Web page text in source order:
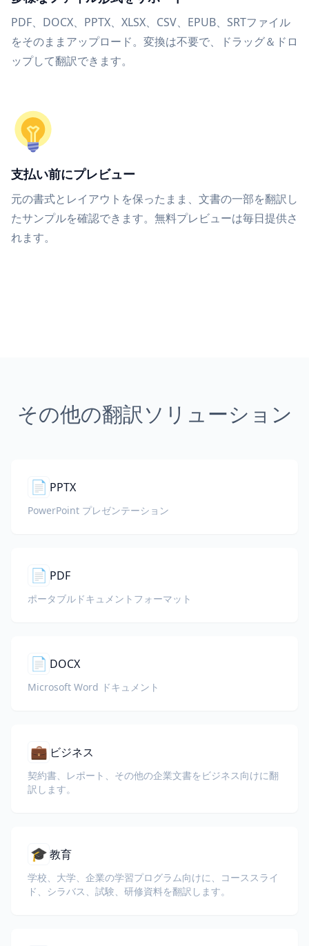
PDF、DOCX、PPTX、XLSX、CSV、EPUB、SRTファイル
をそのままアップロード。変換は不要で、ドラッグ＆ドロ
ップして翻訳できます。
支払い前にプレビュー
元の書式とレイアウトを保ったまま、文書の一部を翻訳し
たサンプルを確認できます。無料プレビューは毎日提供さ
れます。
その他の翻訳ソリューション
📄 PPTX
PowerPoint プレゼンテーション
📄 PDF
ポータブルドキュメントフォーマット
📄 DOCX
Microsoft Word ドキュメント
💼 ビジネス
契約書、レポート、その他の企業文書をビジネス向けに翻
訳します。
🎓教育
学校、大学、企業の学習プログラム向けに、コーススライ
ド、シラバス、試験、研修資料を翻訳します。